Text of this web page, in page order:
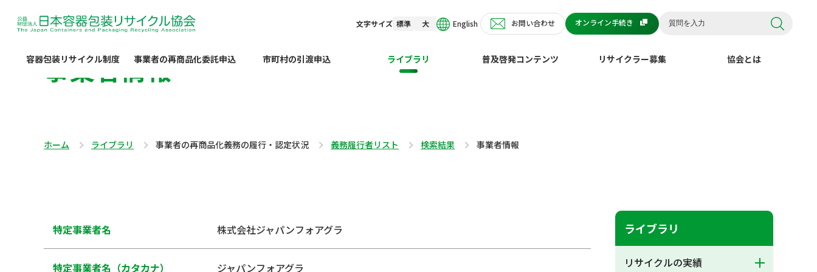
文字サイズ 標準 大 English お問い合わせ オンライン手続き
容器包装リサイクル制度 事業者の再商品化委託申込 市町村の引渡申込 ライブラリ 普及啓発コンテンツ リサイクラー募集 協会とは
事業者情報
ホーム ライブラリ 事業者の再商品化義務の履行・認定状況 義務履行者リスト 検索結果 事業者情報
特定事業者名 株式会社ジャパンフォアグラ
特定事業者名（カタカナ） ジャパンフォアグラ
ライブラリ
リサイクルの実績